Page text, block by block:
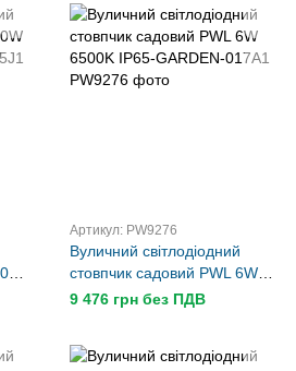
Артикул: PW9276
Вуличний світлодіодний
стовпчик садовий PWL 6W
6500K IP65-GARDEN-017A1
9 476 грн без ПДВ